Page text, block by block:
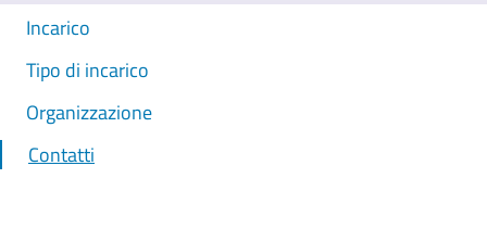
Incarico
Tipo di incarico
Organizzazione
Contatti